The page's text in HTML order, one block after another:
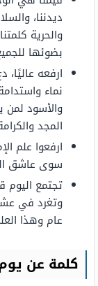
ديدننا،
والحرية
بضوئها
ارفعه عاليًا،
نماء
والأسود لمن
المجد
ارفعوا علم
سوى عاشق
تجتمع اليوم
وتغرد في
عام وهذا
كلمة عن